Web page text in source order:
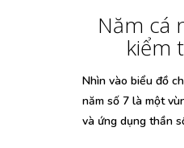
Năm cá
kiểm
Nhìn vào biểu đồ
năm số 7 là một
và ứng dụng thần